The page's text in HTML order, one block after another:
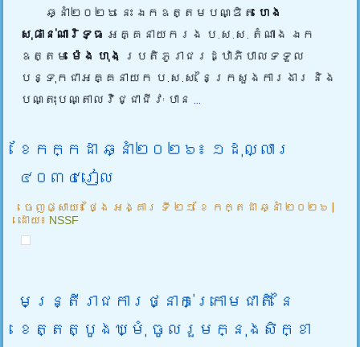
ឆ្នាំ២០២៦ នេះ ឯកឧត្តមបណ្ឌិត ហេង
សុផាន់ណារិទ្ធ អគ្គនាយករង ប.ស.ស. តំណាង ឯក
ឧត្តម ម៉េង ហុង ប្រតិភូរាជរដ្ឋាភិបាលទទួល
បន្ទុកជាអគ្គនាយក ប.ស.ស. នៃក្រសួងការងារ និង
បណ្តុះបណ្តាលវិជ្ជាជីវៈ បាន...
ខែកក្កដា ឆ្នាំ២០២៦៖ ១ដុល្លារ
៤០៣៤រៀល
ចេញផ្សាយ៖ ថ្ងៃ អង្គារ ទី ២១ ខែ កក្តដា ឆ្នាំ ២០២៦
ដោយ៖ NSSF
មន្ត្រីរាជការថ្នាក់ក្រោមជាតិ នៃ
ខេត្តត្បូងឃ្មុំ ចូលរួមក្នុងសិក្ខា